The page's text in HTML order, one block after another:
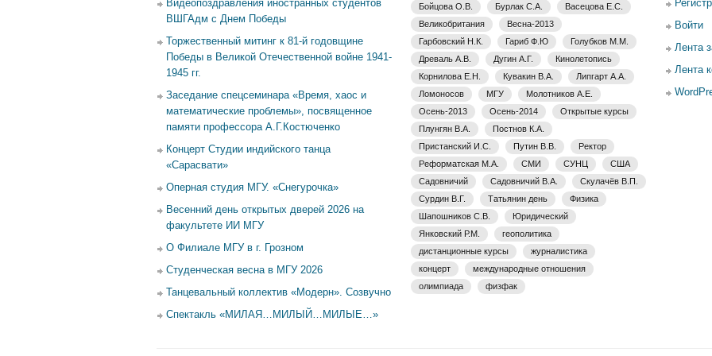
Видеопоздравления иностранных студентов
ВШГАдм с Днем Победы
Торжественный митинг к 81-й годовщине
Победы в Великой Отечественной войне 1941-
1945 гг.
Заседание спецсеминара «Время, хаос и
математические проблемы», посвященное
памяти профессора А.Г.Костюченко
Концерт Студии индийского танца
«Сарасвати»
Оперная студия МГУ. «Снегурочка»
Весенний день открытых дверей 2026 на
факультете ИИ МГУ
О Филиале МГУ в г. Грозном
Студенческая весна в МГУ 2026
Танцевальный коллектив «Модерн». Созвучно
Спектакль «МИЛАЯ…МИЛЫЙ…МИЛЫЕ…»
Бойцова О.В. Бурлак С.А.
Васецова Е.С.
Великобритания
Весна-2013
Гарбовский Н.К.
Гариб Ф.Ю
Голубков М.М.
Древаль А.В.
Дугин А.Г.
Кинолетопись
Корнилова Е.Н.
Кувакин В.А.
Липгарт А.А.
Ломоносов
МГУ
Молотников А.Е.
Осень-2013
Осень-2014
Открытые курсы
Плунгян В.А.
Постнов К.А.
Пристанский И.С.
Путин В.В.
Ректор
Реформатская М.А.
СМИ СУНЦ
США
Садовничий
Садовничий В.А.
Скулачёв В.П.
Сурдин В.Г.
Татьянин день
Физика
Шапошников С.В.
Юридический
Янковский Р.М.
геополитика
дистанционные курсы
журналистика
концерт
международные отношения
олимпиада
физфак
Войти
Лента
Лента